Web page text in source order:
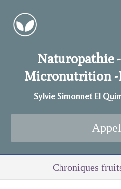
Naturopathie
Micronutrition -
Sylvie Simonnet EI
Chroniques